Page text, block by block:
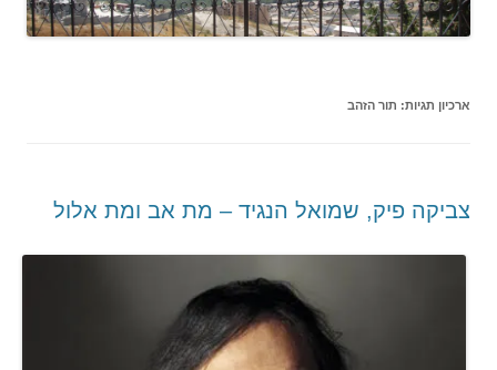
ארכיון תגיות: תור הזהב
צביקה פיק, שמואל הנגיד – מת אב ומת אלול